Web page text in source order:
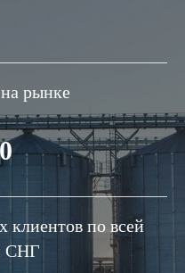
рынке
клиентов по всей
СНГ